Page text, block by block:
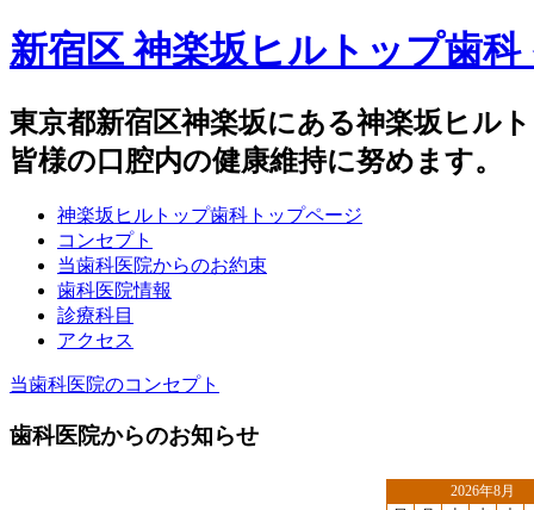
新宿区 神楽坂ヒルトップ歯
東京都新宿区神楽坂にある神楽坂ヒル
皆様の口腔内の健康維持に努めます。
神楽坂ヒルトップ歯科トップページ
コンセプト
当歯科医院からのお約束
歯科医院情報
診療科目
アクセス
当歯科医院のコンセプト
歯科医院からのお知らせ
2026年8月